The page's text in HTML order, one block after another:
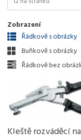
Zobrazení
Řádkově s obrázky
Buňkově s obrázky
Řádkově bez
Kleště rozváděcí